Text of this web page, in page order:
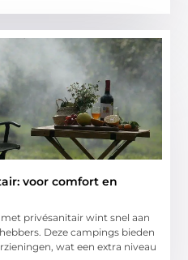
voor comfort en
privésanitair wint snel aan
Deze campings bieden
wat een extra niveau